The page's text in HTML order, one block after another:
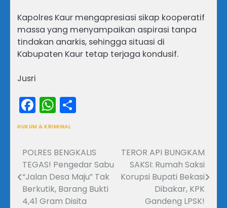
Kapolres Kaur mengapresiasi sikap kooperatif
massa yang menyampaikan aspirasi tanpa
tindakan anarkis, sehingga situasi di
Kabupaten Kaur tetap terjaga kondusif.
Jusri
Facebook
WhatsApp
HUKUM & KRIMINAL
Navigasi
pos
POLRES BENGKALIS
TEGAS! Pengedar Sabu
“Jalan Desa Maju” Tak
Berkutik, Barang Bukti
4,41 Gram Disita
TEROR API BUNGKAM
SAKSI: Rumah Saksi
Korupsi Bupati Bekasi
Dibakar, KPK
Gandeng LPSK!